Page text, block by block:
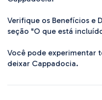
Verifique os Benefícios e
seção "O que está
Você pode experimentar
deixar Cappadocia.